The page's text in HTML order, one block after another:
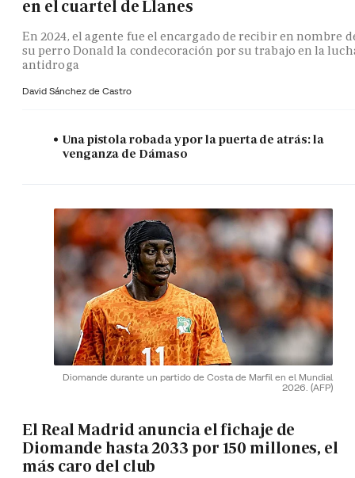
en el cuartel de Llanes
En 2024, el agente fue el encargado de recibir en nombre
su perro Donald la condecoración por su trabajo en la
antidroga
David Sánchez de Castro
Una pistola robada y por la puerta de atrás: la
venganza de Dámaso
Diomande durante un partido de Costa de Marfil en el Mundial
2026. (AFP)
El Real Madrid anuncia el fichaje de
Diomande hasta 2033 por 150 millones, el
más caro del club